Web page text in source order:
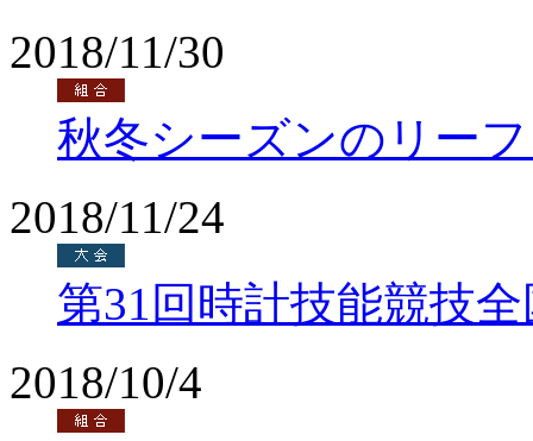
2018/11/30
秋冬シーズンのリー
2018/11/24
第31回時計技能競技
2018/10/4